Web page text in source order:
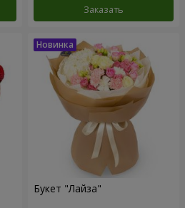
Заказать
Букет "Лайза"